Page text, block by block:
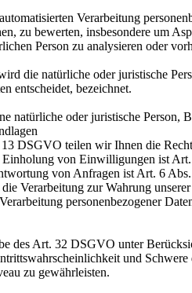
Verarbeitung
zu bewerten, insbesondere um
Person zu analysieren oder
die natürliche oder juristische
entscheidet, bezeichnet.
natürliche oder juristische Person,
DSGVO teilen wir Ihnen die
Einholung von Einwilligungen ist
von Anfragen ist Art. 6
Verarbeitung zur Wahrung
personenbezogener
des Art. 32 DSGVO unter
und
zu gewährleisten.